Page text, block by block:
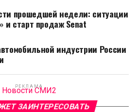
прошедшей недели: ситуации
и старт продаж Senat
индустрии России
РЕКЛАМА
Новости СМИ2
ЗАИНТЕРЕСОВАТЬ